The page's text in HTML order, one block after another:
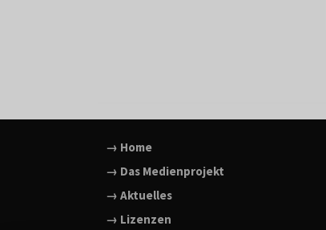
→ Home
→ Das Medienprojekt
→ Aktuelles
→ Lizenzen